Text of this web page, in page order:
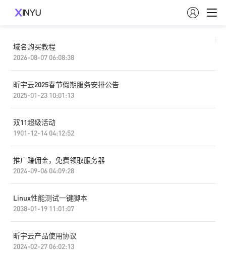

筛选
域名购买教程
2026-08-07 06:08:38
昕宇云2025春节假期服务安排公告
2025-01-23 10:01:13
双11超级活动
1901-12-14 04:12:52
推广赚佣金，免费领取服务器
2024-09-06 04:09:28
Linux性能测试一键脚本
2038-01-19 11:01:07
昕宇云产品使用协议
2024-02-27 06:02:13